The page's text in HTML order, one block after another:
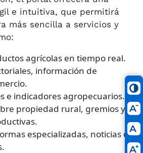
e intuitiva, que permitirá
más sencilla a servicios y
agrícolas en tiempo real.
información de
e indicadores agropecuarios.
propiedad rural, gremios y
especializadas, noticias del